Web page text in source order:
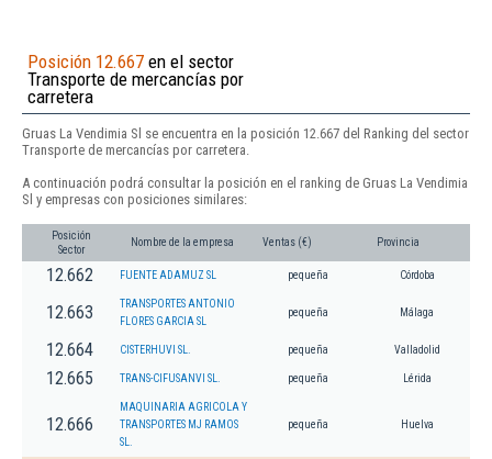
Posición 12.667 en el sector
Transporte de mercancías por
carretera
Gruas La Vendimia Sl se encuentra en la posición 12.667 del Ranking del sector
Transporte de mercancías por carretera.
A continuación podrá consultar la posición en el ranking de Gruas La Vendimia
Sl y empresas con posiciones similares:
Posición
Sector
Nombre de la empresa Ventas (€) Provincia
12.662 FUENTE ADAMUZ SL pequeña Córdoba
12.663
TRANSPORTES ANTONIO
FLORES GARCIA SL
pequeña Málaga
12.664 CISTERHUVI SL. pequeña Valladolid
12.665 TRANS-CIFUSANVI SL. pequeña Lérida
12.666
MAQUINARIA AGRICOLA Y
TRANSPORTES MJ RAMOS
SL.
pequeña Huelva